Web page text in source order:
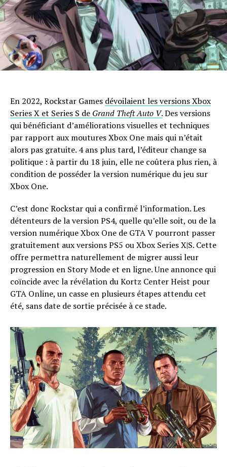
En 2022, Rockstar Games dévoilaient les versions Xbox
Series X et Series S de Grand Theft Auto V.Des versions
qui bénéficiant d’améliorations visuelles et techniques
par rapport aux moutures Xbox One mais qui n’était
alors pas gratuite. 4 ans plus tard, l’éditeur change sa
politique : à partir du 18 juin, elle ne coûtera plus rien, à
condition de posséder la version numérique du jeu sur
Xbox One.
C’est donc Rockstar qui a confirmé l’information. Les
détenteurs de la version PS4, quelle qu’elle soit, ou de la
version numérique Xbox One de GTA V pourront passer
gratuitement aux versions PS5 ou Xbox Series X|S. Cette
offre permettra naturellement de migrer aussi leur
progression en Story Mode et en ligne. Une annonce qui
coïncide avec la révélation du Kortz Center Heist pour
GTA Online, un casse en plusieurs étapes attendu cet
été, sans date de sortie précisée à ce stade.